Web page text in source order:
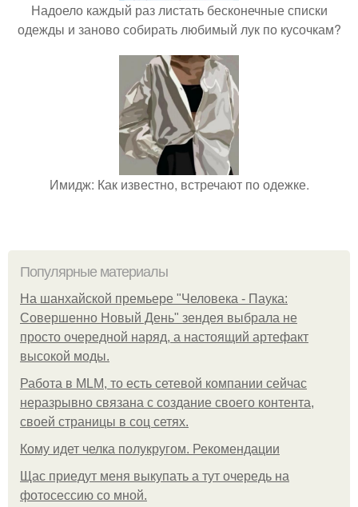
Надоело каждый раз листать бесконечные списки
одежды и заново собирать любимый лук по кусочкам?
Имидж: Как известно, встречают по одежке.
Популярные материалы
На шанхайской премьере "Человека - Паука:
Совершенно Новый День" зендея выбрала не
просто очередной наряд, а настоящий артефакт
высокой моды.
Работа в MLM, то есть сетевой компании сейчас
неразрывно связана с создание своего контента,
своей страницы в соц сетях.
Кому идет челка полукругом. Рекомендации
Щас приедут меня выкупать а тут очередь на
фотосессию со мной.